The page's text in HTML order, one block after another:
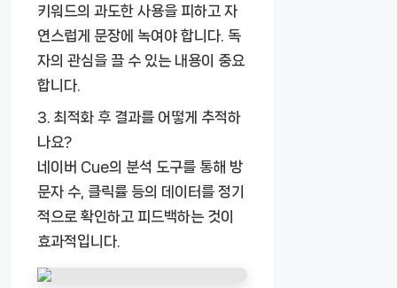
키워드의 과도한 사용을 피하고 자
연스럽게 문장에 녹여야 합니다. 독
자의 관심을 끌 수 있는 내용이 중요
합니다.
3. 최적화 후 결과를 어떻게 추적하
나요?
네이버 Cue의 분석 도구를 통해 방
문자 수, 클릭률 등의 데이터를 정기
적으로 확인하고 피드백하는 것이
효과적입니다.